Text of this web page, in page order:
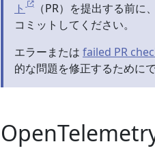
ト
（PR）を提出する前に
コミットしてください。
エラーまたは failed PR
的な問題を修正するために